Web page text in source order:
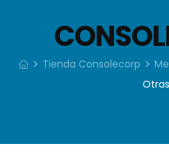
> Tienda Consolecorp >
Otras